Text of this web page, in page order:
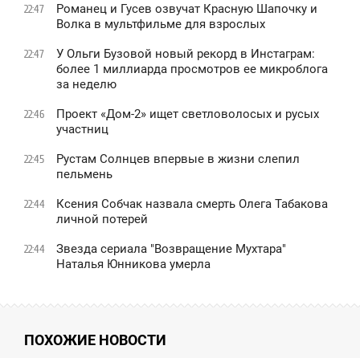
22:47
Романец и Гусев озвучат Красную Шапочку и
Волка в мультфильме для взрослых
22:47
У Ольги Бузовой новый рекорд в Инстаграм:
более 1 миллиарда просмотров ее микроблога
за неделю
22:46
Проект «Дом-2» ищет светловолосых и русых
участниц
22:45
Рустам Солнцев впервые в жизни слепил
пельмень
22:44
Ксения Собчак назвала смерть Олега Табакова
личной потерей
22:44
Звезда сериала "Возвращение Мухтара"
Наталья Юнникова умерла
ПОХОЖИЕ НОВОСТИ